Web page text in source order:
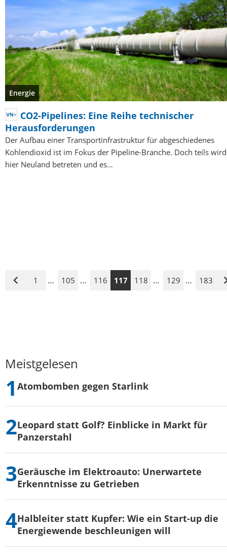
Energie
CO2-Pipelines: Eine Reihe technischer
Herausforderungen
Der Aufbau einer Transportinfrastruktur für abgeschiedenes
Kohlendioxid ist im Fokus der Pipeline-Branche. Doch teils wird
hier Neuland betreten und es…
Vorige
1 … 105 … 116 117 118 … 129 … 183
Meistgelesen
Atombomben gegen Starlink
Leopard statt Golf? Einblicke in Markt für
Panzerstahl
Geräusche im Elektroauto: Unerwartete
Erkenntnisse zu Getrieben
Halbleiter statt Kupfer: Wie ein Start-up die
Energiewende beschleunigen will